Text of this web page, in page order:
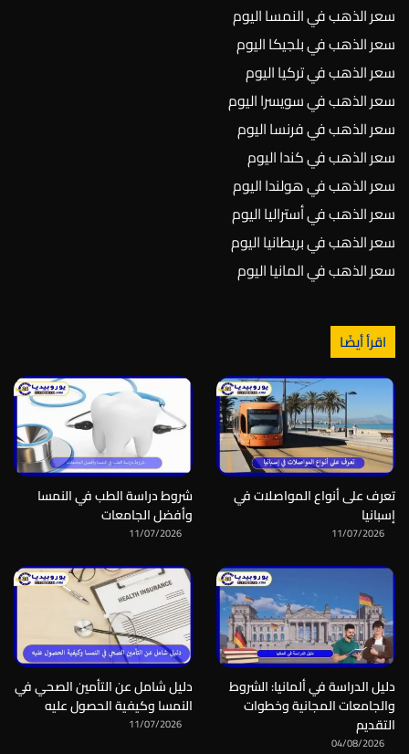
سعر الذهب في النمسا اليوم
سعر الذهب في بلجيكا اليوم
سعر الذهب في تركيا اليوم
سعر الذهب في سويسرا اليوم
سعر الذهب في فرنسا اليوم
سعر الذهب في كندا اليوم
سعر الذهب في هولندا اليوم
سعر الذهب في أستراليا اليوم
سعر الذهب في بريطانيا اليوم
سعر الذهب في المانيا اليوم
اقرأ أيضًا
تعرف على أنواع المواصلات في
إسبانيا
11/07/2026
شروط دراسة الطب في النمسا
وأفضل الجامعات
11/07/2026
دليل الدراسة في ألمانيا: الشروط
والجامعات المجانية وخطوات
التقديم
04/08/2026
دليل شامل عن التأمين الصحي في
النمسا وكيفية الحصول عليه
11/07/2026